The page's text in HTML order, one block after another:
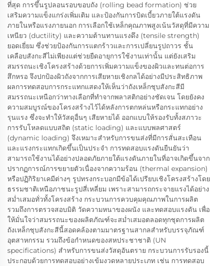
ที่สุด การขึ้นรูปลอนรอบขอบถัง (rolling bead formation) ช่วย
เสริมความแข็งแกร่งเพิ่มเติม และป้องกันการบิดเบี้ยวภายใต้แรงดัน
ภายในหรือแรงภายนอก การเลือกใช้เหล็กคุณภาพสูงเน้นวัสดุที่มีความ
เหนียว (ductility) และความต้านทานแรงดึง (tensile strength)
ยอดเยี่ยม ซึ่งช่วยป้องกันการแตกร้าวและการเปลี่ยนรูปถาวร ชั้น
เคลือบสังกะสีไม่เพียงแต่ช่วยยืดอายุการใช้งานเท่านั้น แต่ยังเสริม
สมรรถนะเชิงโครงสร้างด้วยการเพิ่มความแข็งของผิวและทนต่อการ
สึกหรอ จึงปกป้องผิวถังจากการเสียหายเชิงกลได้อย่างมีประสิทธิภาพ
ผลการทดสอบการกระแทกแสดงให้เห็นว่าถังเหล็กชุบสังกะสีมี
สมรรถนะเหนือกว่าทางเลือกที่ทำจากพลาสติกอย่างชัดเจน โดยยังคง
ความสมบูรณ์ของโครงสร้างไว้ได้หลังการตกหล่นหรือกระแทกอย่าง
รุนแรง ซึ่งจะทำให้วัสดุอื่นๆ เสียหายได้ ออกแบบให้รองรับทั้งสภาวะ
การรับโหลดแบบสถิต (static loading) และแบบพลศาสตร์
(dynamic loading) จึงเหมาะสำหรับการขนส่งที่มีการสั่นสะเทือน
และแรงกระแทกเกิดขึ้นเป็นประจำ การทดสอบแรงดันยืนยันว่า
สามารถใช้งานได้อย่างปลอดภัยภายใต้แรงดันภายในที่อาจเกิดขึ้นจาก
ปรากฏการณ์การขยายตัวเนื่องจากความร้อน (thermal expansion)
หรือปฏิกิริยาเคมีต่างๆ รูปทรงกระบอกมีข้อได้เปรียบเชิงโครงสร้างโดย
ธรรมชาติเหนือภาชนะรูปสี่เหลี่ยม เพราะสามารถกระจายแรงได้อย่าง
สม่ำเสมอทั่วทั้งโครงสร้าง กระบวนการควบคุมคุณภาพในการผลิต
รวมถึงการตรวจสอบมิติ วัดความหนาของผนัง และทดสอบแรงดัน เพื่อ
ให้มั่นใจว่าสมรรถนะของผลิตภัณฑ์จะสม่ำเสมอตลอดทุกชุดการผลิต
ถังเหล็กชุบสังกะสีนี้สอดคล้องตามมาตรฐานสากลสำหรับบรรจุภัณฑ์
อุตสาหกรรม รวมถึงข้อกำหนดของสหประชาชาติ (UN
specifications) สำหรับการขนส่งวัสดุอันตราย กระบวนการรับรองนี้
ประกอบด้วยการทดสอบอย่างเข้มงวดหลายประเภท เช่น การทดสอบ